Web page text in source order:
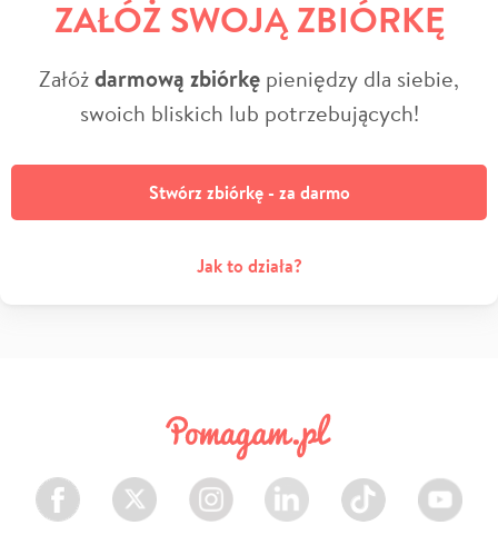
ZAŁÓŻ SWOJĄ ZBIÓRKĘ
Załóżdarmową zbiórkę pieniędzy dla siebie,
swoich bliskich lub potrzebujących!
Stwórz zbiórkę - za darmo
Jak to działa?
Facebook Twitter Instagram LinkedIn TikTok Youtube